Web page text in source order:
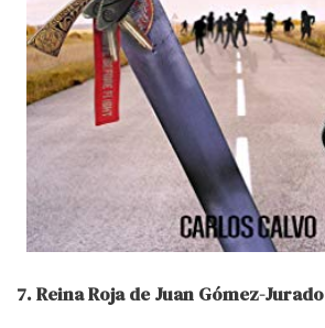
7. Reina Roja de Juan Gómez-Jurado